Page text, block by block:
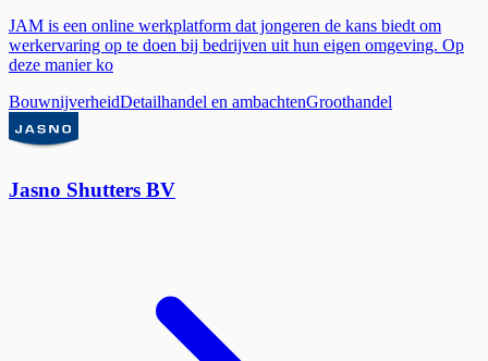
JAM is een online werkplatform dat jongeren de kans biedt om
werkervaring op te doen bij bedrijven uit hun eigen omgeving. Op
deze manier ko
BouwnijverheidDetailhandel en ambachtenGroothandel
Jasno Shutters BV